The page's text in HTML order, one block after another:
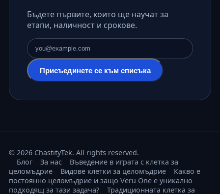
Бъдете първите, които ще научат за
етапи, наличност и срокове.
Имейл адрес
Присъединете се към списъка
© 2026 ChastityTek. All rights reserved.
Блог
За нас
Въведение в играта с клетка за
целомъдрие
Видове клетки за целомъдрие
Какво е
постоянно целомъдрие и защо Veru One е уникално
подходящ за тази задача?
Традиционната клетка за